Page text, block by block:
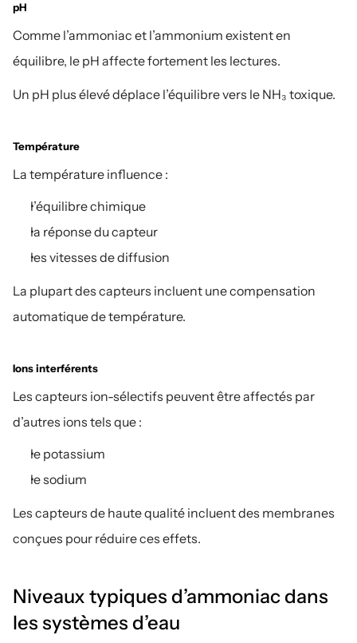
pH
Comme l’ammoniac et l’ammonium existent en
équilibre, le pH affecte fortement les lectures.
Un pH plus élevé déplace l’équilibre vers le NH₃ toxique.
Température
La température influence :
l’équilibre chimique
la réponse du capteur
les vitesses de diffusion
La plupart des capteurs incluent une compensation
automatique de température.
Ions interférents
Les capteurs ion-sélectifs peuvent être affectés par
d’autres ions tels que :
le potassium
le sodium
Les capteurs de haute qualité incluent des membranes
conçues pour réduire ces effets.
Niveaux typiques d’ammoniac dans
les systèmes d’eau